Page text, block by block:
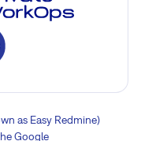
as Easy Redmine)
Google